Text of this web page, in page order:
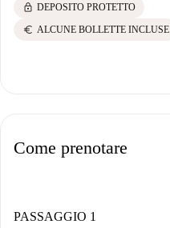
lock DEPOSITO PROTETTO
euro ALCUNE BOLLETTE INCLUSE
Come prenotare
PASSAGGIO 1